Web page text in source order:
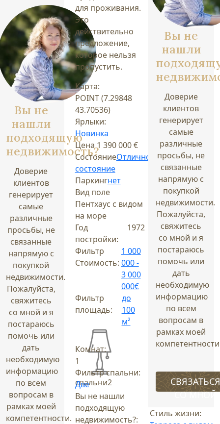
Вы не
нашли
подходящую
недвижимость?
Доверие
клиентов
генерирует
самые
различные
просьбы, не
связанные
напрямую с
покупкой
недвижимости.
Пожалуйста,
свяжитесь
со мной и я
постараюсь
помочь или
дать
необходимую
информацию
по всем
вопросам в
рамках моей
компетентности.
для проживания.
Это
действительно
предложение,
которое нельзя
пропустить.
Карта:
POINT (7.29848
43.70536)
Ярлыки:
Новинка
Цена1 390 000 €
СостояниеОтличное
состояние
Паркингнет
Вид поле
Пентхаус с видом
на море
Год
постройки:
1972
Фильтр
Стоимость:
1 000
000 -
3 000
000€
Фильтр
площадь:
до
100
м²
спальни2
Комнат:
1
Фильтр спальни:
Две
Вы не нашли
подходящую
недвижимость?:
Вы не
нашли
Доверие
клиентов
генерирует
самые
различные
просьбы, не
связанные
напрямую с
покупкой
недвижимости.
Пожалуйста,
свяжитесь
со мной и я
постараюсь
помочь или
дать
необходимую
информацию
по всем
вопросам в
рамках моей
СО МНОЙ
Стиль жизни: